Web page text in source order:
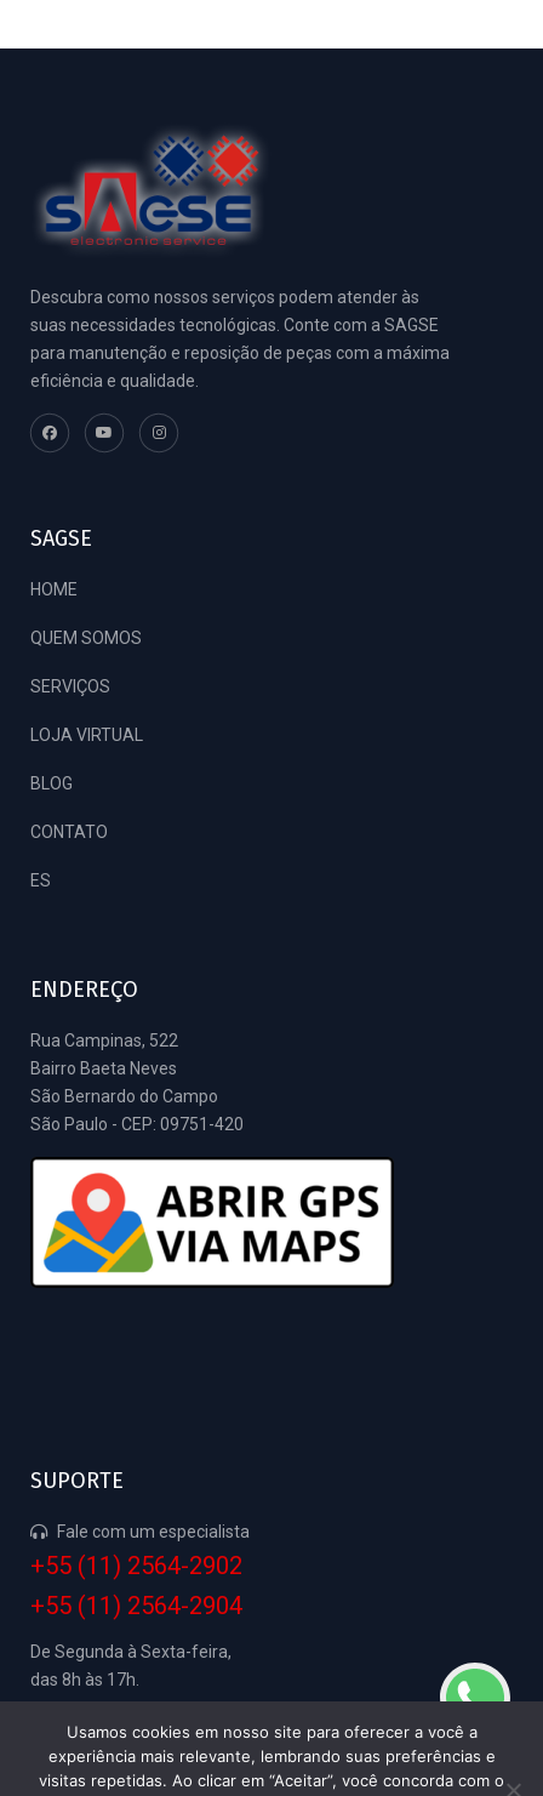
Descubra como nossos serviços podem atender às
suas necessidades tecnológicas. Conte com a SAGSE
para manutenção e reposição de peças com a máxima
eficiência e qualidade.
SAGSE
HOME
QUEM SOMOS
SERVIÇOS
LOJA VIRTUAL
BLOG
CONTATO
ES
ENDEREÇO
Rua Campinas, 522
Bairro Baeta Neves
São Bernardo do Campo
São Paulo - CEP: 09751-420
SUPORTE
Fale com um especialista
+55 (11) 2564-2902
+55 (11) 2564-2904
De Segunda à Sexta-feira,
das 8h às 17h.
Usamos cookies em nosso site para oferecer a você a
experiência mais relevante, lembrando suas preferências e
visitas repetidas. Ao clicar em “Aceitar”, você concorda com o